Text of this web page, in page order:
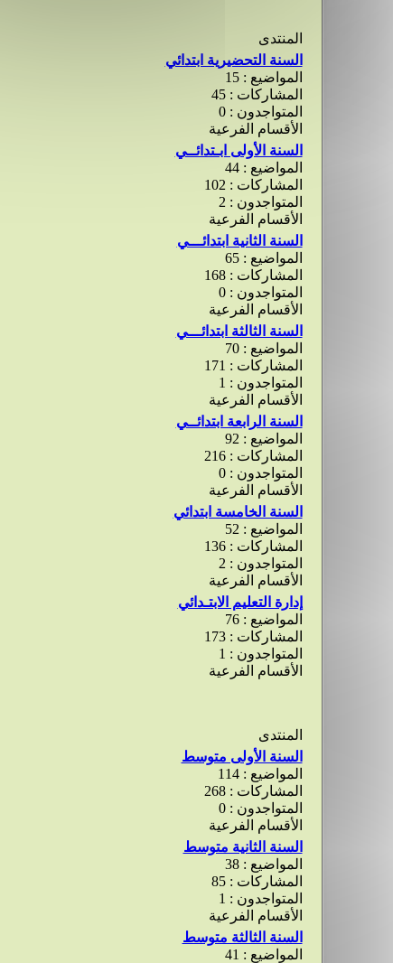
المنتدى
السنة التحضيرية ابتدائي
المواضيع : 15
المشاركات : 45
المتواجدون : 0
الأقسام الفرعية
السنة الأولى ابـتدائــي
المواضيع : 44
المشاركات : 102
المتواجدون : 2
الأقسام الفرعية
السنة الثانية ابتدائـــي
المواضيع : 65
المشاركات : 168
المتواجدون : 0
الأقسام الفرعية
السنة الثالثة ابتدائـــي
المواضيع : 70
المشاركات : 171
المتواجدون : 1
الأقسام الفرعية
السنة الرابعة ابتدائــي
المواضيع : 92
المشاركات : 216
المتواجدون : 0
الأقسام الفرعية
السنة الخامسة ابتدائي
المواضيع : 52
المشاركات : 136
المتواجدون : 2
الأقسام الفرعية
إدارة التعليم الابتـدائي
المواضيع : 76
المشاركات : 173
المتواجدون : 1
الأقسام الفرعية
المنتدى
السنة الأولى متوسط
المواضيع : 114
المشاركات : 268
المتواجدون : 0
الأقسام الفرعية
السنة الثانية متوسط
المواضيع : 38
المشاركات : 85
المتواجدون : 1
الأقسام الفرعية
السنة الثالثة متوسط
المواضيع : 41